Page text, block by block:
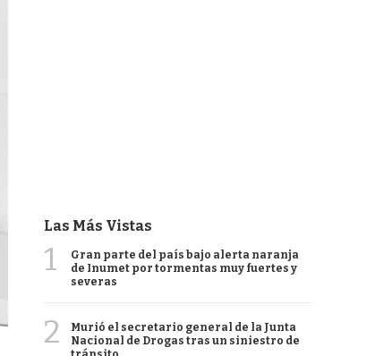
Las Más Vistas
1
Gran parte del país bajo alerta naranja
de Inumet por tormentas muy fuertes y
severas
2
Murió el secretario general de la Junta
Nacional de Drogas tras un siniestro de